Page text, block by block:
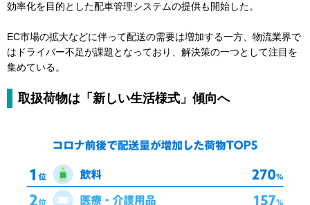
効率化を目的とした配車管理システムの提供も開始した。
EC市場の拡大などに伴って配送の需要は増加する一方、物流業界で
はドライバー不足が課題となっており、解決策の一つとして注目を
集めている。
取扱荷物は「新しい生活様式」傾向へ